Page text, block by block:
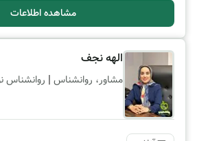
مشاهده اطلاعات
الهه نجف
مشاور، روانشناس | روانشناس